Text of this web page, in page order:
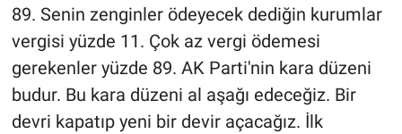
89. Senin zenginler ödeyecek dediğin kurumlar
vergisi yüzde 11. Çok az vergi ödemesi
gerekenler yüzde 89. AK Parti'nin kara düzeni
budur. Bu kara düzeni al aşağı edeceğiz. Bir
devri kapatıp yeni bir devir açacağız. İlk